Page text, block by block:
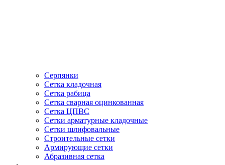
Серпянки
Сетка кладочная
Сетка рабица
Сетка сварная оцинкованная
Сетка ЦПВС
Сетки арматурные кладочные
Сетки шлифовальные
Строительные сетки
Армирующие сетки
Абразивная сетка